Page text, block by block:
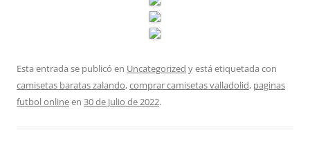
Esta entrada se publicó en Uncategorized y está etiquetada con
camisetas baratas zalando,comprar camisetas valladolid, paginas
futbol onlineen 30 de julio de 2022.